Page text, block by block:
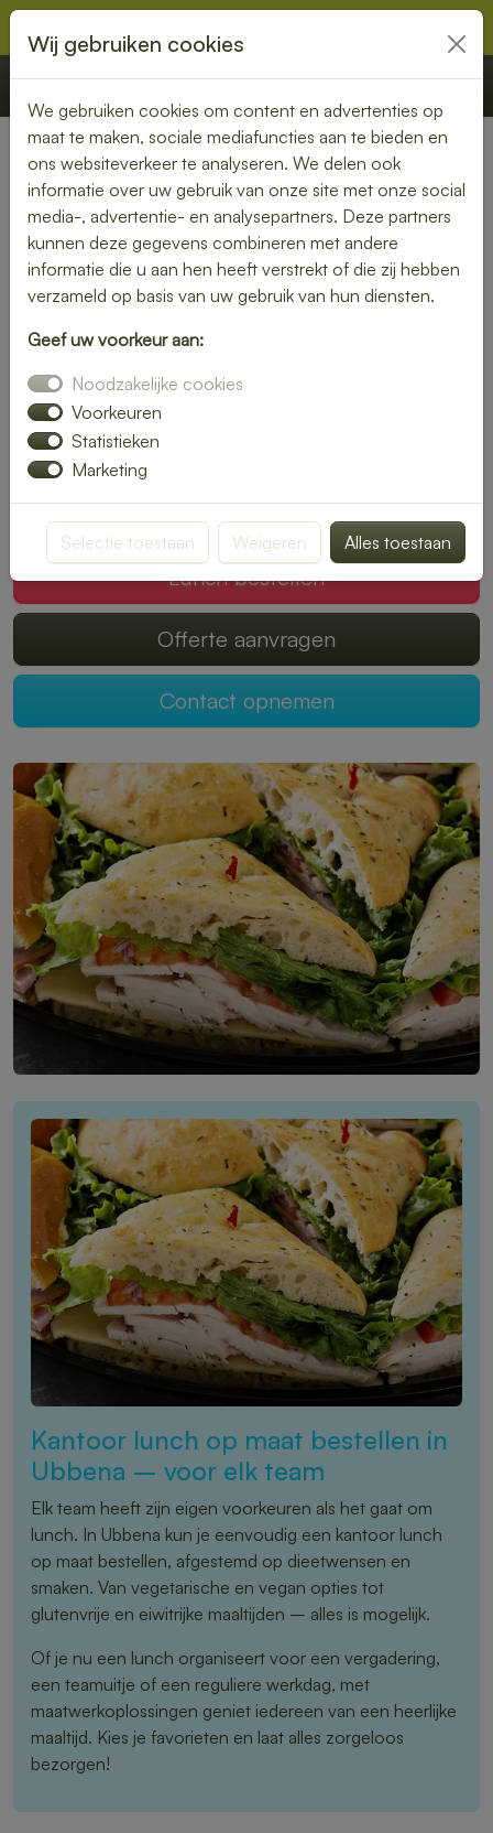
€ 0,00 Offerte Bestellen
Nederland» Ubbena
Lunch bezorgen in Ubbena –
smaakvol en gemakkelijk
in Ubbena en geniet van verse gerechten op jouw gewenste
locatie. Van kleurrijke salades tot knapperige broodjes – wij
bezorgen jouw lunch vers en op tijd.
Plaats eenvoudig je bestelling online en laat je verrassen
door smaak en kwaliteit.
Mogen wij jouw lunch verzorgen?
Lunch bestellen
Offerte aanvragen
Contact opnemen
Kantoor lunch op maat bestellen in
Ubbena – voor elk team
Elk team heeft zijn eigen voorkeuren als het gaat om
lunch. In Ubbena kun je eenvoudig een kantoor lunch
op maat bestellen, afgestemd op dieetwensen en
smaken. Van vegetarische en vegan opties tot
glutenvrije en eiwitrijke maaltijden – alles is mogelijk.
Of je nu een lunch organiseert voor een vergadering,
een teamuitje of een reguliere werkdag, met
maatwerkoplossingen geniet iedereen van een heerlijke
maaltijd. Kies je favorieten en laat alles zorgeloos
bezorgen!
Wij gebruiken cookies
We gebruiken cookies om content en advertenties op
maat te maken, sociale mediafuncties aan te bieden en
ons websiteverkeer te analyseren. We delen ook
informatie over uw gebruik van onze site met onze social
media-, advertentie- en analysepartners. Deze partners
kunnen deze gegevens combineren met andere
informatie die u aan hen heeft verstrekt of die zij hebben
verzameld op basis van uw gebruik van hun diensten.
Geef uw voorkeur aan:
Noodzakelijke cookies
Voorkeuren
Statistieken
Marketing
Selectie toestaan Weigeren Alles toestaan